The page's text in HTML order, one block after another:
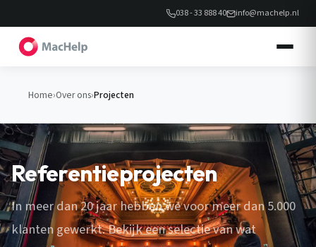
038 - 33 888 40 info@machelp.nl
Home›Over ons›Projecten
Referentieprojecten
In meer dan 20 jaar hebben we voor meer dan 5.000
klanten gewerkt. Bekijk een selectie van wat